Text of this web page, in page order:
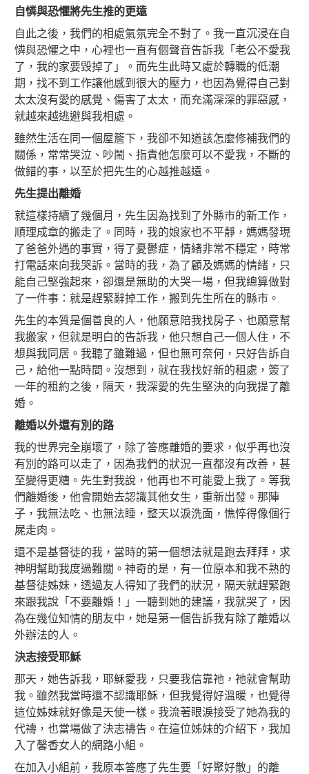
自憐與恐懼將先生推的更遠
自此之後，我們的相處氣氛完全不對了。我一直沉浸在自
憐與恐懼之中，心裡也一直有個聲音告訴我「老公不愛我
了，我的家要毀掉了」。而先生此時又處於轉職的低潮
期，找不到工作讓他感到很大的壓力，也因為覺得自己對
太太沒有愛的感覺、傷害了太太，而充滿深深的罪惡感，
就越來越逃避與我相處。
雖然生活在同一個屋簷下，我卻不知道該怎麼修補我們的
關係，常常哭泣、吵鬧、指責他怎麼可以不愛我，不斷的
做錯的事，以至於把先生的心越推越遠。
先生提出離婚
就這樣持續了幾個月，先生因為找到了外縣市的新工作，
順理成章的搬走了。同時，我的娘家也不平靜，媽媽發現
了爸爸外遇的事實，得了憂鬱症，情緒非常不穩定，時常
打電話來向我哭訴。當時的我，為了顧及媽媽的情緒，只
能自己堅強起來，卻還是無助的大哭一場，但我總算做對
了一件事：就是趕緊辭掉工作，搬到先生所在的縣市。
先生的本質是個善良的人，他願意陪我找房子、也願意幫
我搬家，但就是明白的告訴我，他只想自己一個人住，不
想與我同居。我聽了雖難過，但也無可奈何，只好告訴自
己，給他一點時間。沒想到，就在我找好新的租處，簽了
一年的租約之後，隔天，我深愛的先生堅決的向我提了離
婚。
離婚以外還有別的路
我的世界完全崩壞了，除了答應離婚的要求，似乎再也沒
有別的路可以走了，因為我們的狀況一直都沒有改善，甚
至變得更糟。先生對我說，他再也不可能愛上我了。等我
們離婚後，他會開始去認識其他女生，重新出發。那陣
子，我無法吃、也無法睡，整天以淚洗面，憔悴得像個行
屍走肉。
還不是基督徒的我，當時的第一個想法就是跑去拜拜，求
神明幫助我度過難關。神奇的是，有一位原本和我不熟的
基督徒姊妹，透過友人得知了我們的狀況，隔天就趕緊跑
來跟我說「不要離婚！」一聽到她的建議，我就哭了，因
為在幾位知情的朋友中，她是第一個告訴我有除了離婚以
外辦法的人。
決志接受耶穌
那天，她告訴我，耶穌愛我，只要我信靠祂，祂就會幫助
我。雖然我當時還不認識耶穌，但我覺得好溫暖，也覺得
這位姊妹就好像是天使一樣。我流著眼淚接受了她為我的
代禱，也當場做了決志禱告。在這位姊妹的介紹下，我加
入了馨香女人的網路小組。
在加入小組前，我原本答應了先生要「好聚好散」的離